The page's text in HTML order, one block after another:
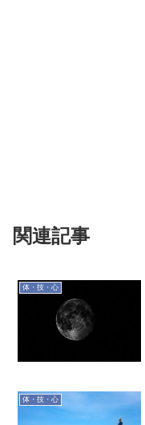
関連記事
体・技・心
体・技・心